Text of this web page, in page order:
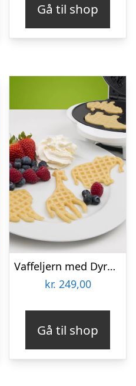
Gå til shop
Vaffeljern med Dyremotiv – KitchPro
kr. 249,00
Gå til shop